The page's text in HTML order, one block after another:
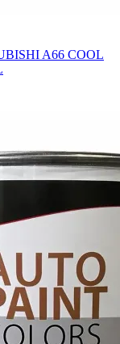
A66 COOL